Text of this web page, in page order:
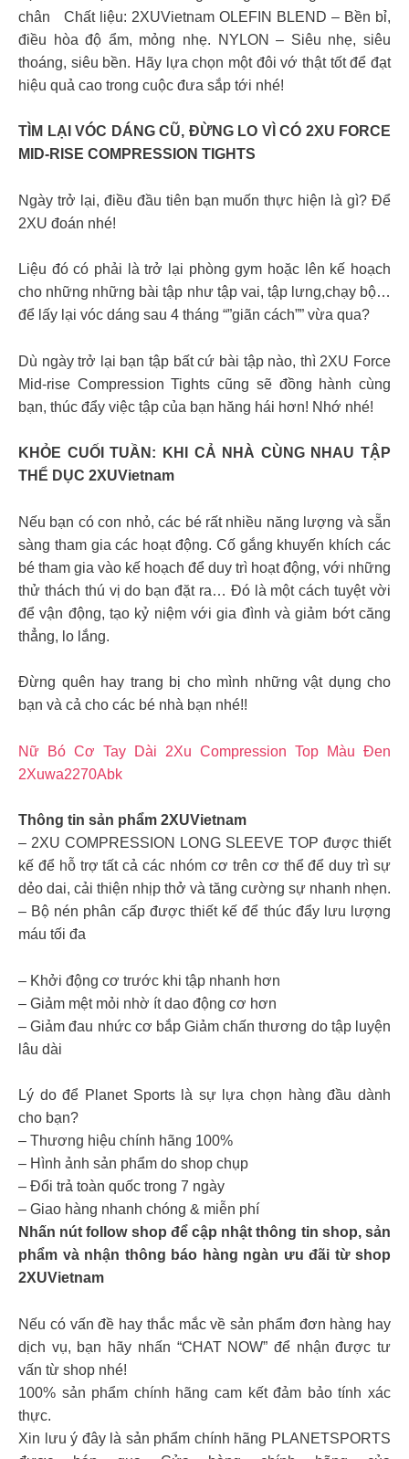
chân Chất liệu: 2XUVietnam OLEFIN BLEND – Bền bỉ,
điều hòa độ ẩm, mỏng nhẹ. NYLON – Siêu nhẹ, siêu
thoáng, siêu bền. Hãy lựa chọn một đôi vớ thật tốt để đạt
hiệu quả cao trong cuộc đưa sắp tới nhé!
TÌM LẠI VÓC DÁNG CŨ, ĐỪNG LO VÌ CÓ 2XU FORCE
MID-RISE COMPRESSION TIGHTS
Ngày trở lại, điều đầu tiên bạn muốn thực hiện là gì? Để
2XU đoán nhé!
Liệu đó có phải là trở lại phòng gym hoặc lên kế hoạch
cho những những bài tập như tập vai, tập lưng,chạy bộ…
để lấy lại vóc dáng sau 4 tháng “”giãn cách”” vừa qua?
Dù ngày trở lại bạn tập bất cứ bài tập nào, thì 2XU Force
Mid-rise Compression Tights cũng sẽ đồng hành cùng
bạn, thúc đẩy việc tập của bạn hăng hái hơn! Nhớ nhé!
KHỎE CUỐI TUẦN: KHI CẢ NHÀ CÙNG NHAU TẬP
THỂ DỤC 2XUVietnam
Nếu bạn có con nhỏ, các bé rất nhiều năng lượng và sẵn
sàng tham gia các hoạt động. Cố gắng khuyến khích các
bé tham gia vào kế hoạch để duy trì hoạt động, với những
thử thách thú vị do bạn đặt ra… Đó là một cách tuyệt vời
để vận động, tạo kỷ niệm với gia đình và giảm bớt căng
thẳng, lo lắng.
Đừng quên hay trang bị cho mình những vật dụng cho
bạn và cả cho các bé nhà bạn nhé!!
Nữ Bó Cơ Tay Dài 2Xu Compression Top Màu Đen
2Xuwa2270Abk
Thông tin sản phẩm 2XUVietnam
– 2XU COMPRESSION LONG SLEEVE TOP được thiết
kế để hỗ trợ tất cả các nhóm cơ trên cơ thể để duy trì sự
dẻo dai, cải thiện nhịp thở và tăng cường sự nhanh nhẹn.
– Bộ nén phân cấp được thiết kế để thúc đẩy lưu lượng
máu tối đa
– Khởi động cơ trước khi tập nhanh hơn
– Giảm mệt mỏi nhờ ít dao động cơ hơn
– Giảm đau nhức cơ bắp Giảm chấn thương do tập luyện
lâu dài
Lý do để Planet Sports là sự lựa chọn hàng đầu dành
cho bạn?
– Thương hiệu chính hãng 100%
– Hình ảnh sản phẩm do shop chụp
– Đổi trả toàn quốc trong 7 ngày
– Giao hàng nhanh chóng & miễn phí
Nhấn nút follow shop để cập nhật thông tin shop, sản
phẩm và nhận thông báo hàng ngàn ưu đãi từ shop
2XUVietnam
Nếu có vấn đề hay thắc mắc về sản phẩm đơn hàng hay
dịch vụ, bạn hãy nhấn “CHAT NOW” để nhận được tư
vấn từ shop nhé!
100% sản phẩm chính hãng cam kết đảm bảo tính xác
thực.
Xin lưu ý đây là sản phẩm chính hãng PLANETSPORTS